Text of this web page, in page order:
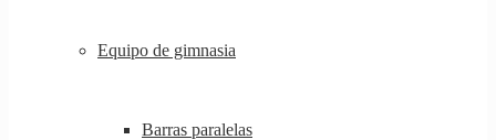
Equipo de gimnasia
Barras paralelas